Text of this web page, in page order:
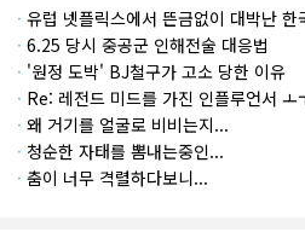
· 유럽 넷플릭스에서 뜬금없이 대박난 한
· 6.25 당시 중공군 인해전술 대응법
· '원정 도박' BJ철구가 고소 당한 이유
· Re: 레전드 미드를 가진 인플루언서 ㅗ
· 왜 거기를 얼굴로 비비는지...
· 청순한 자태를 뽐내는중인...
· 춤이 너무 격렬하다보니...